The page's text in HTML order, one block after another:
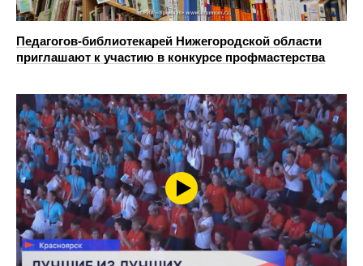
Педагогов-библиотекарей Нижегородской области
приглашают к участию в конкурсе профмастерства